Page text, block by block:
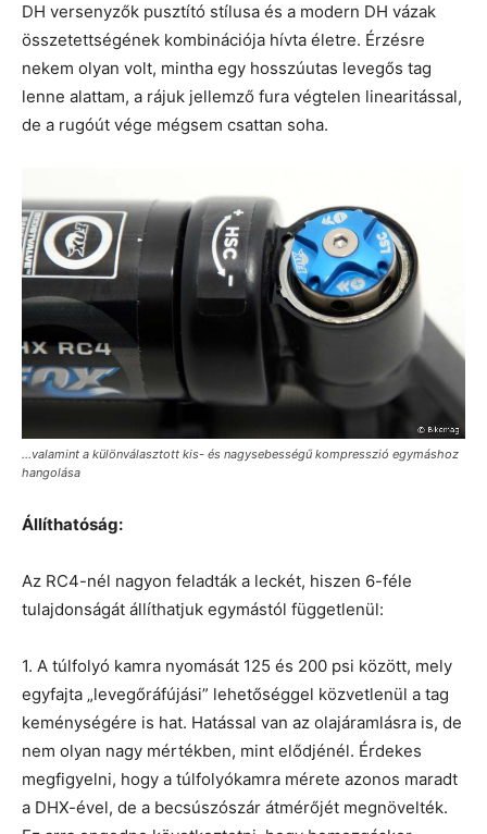
DH versenyzők pusztító stílusa és a modern DH vázak
összetettségének kombinációja hívta életre. Érzésre
nekem olyan volt, mintha egy hosszúutas levegős tag
lenne alattam, a rájuk jellemző fura végtelen linearitással,
de a rugóút vége mégsem csattan soha.
...valamint a különválasztott kis- és nagysebességű kompresszió egymáshoz
hangolása
Állíthatóság:
Az RC4-nél nagyon feladták a leckét, hiszen 6-féle
tulajdonságát állíthatjuk egymástól függetlenül:
1. A túlfolyó kamra nyomását 125 és 200 psi között, mely
egyfajta „levegőráfújási” lehetőséggel közvetlenül a tag
keménységére is hat. Hatással van az olajáramlásra is, de
nem olyan nagy mértékben, mint elődjénél. Érdekes
megfigyelni, hogy a túlfolyókamra mérete azonos maradt
a DHX-ével, de a becsúszószár átmérőjét megnövelték.